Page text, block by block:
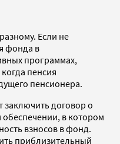
Если не
фонда в
программах,
пенсия
пенсионера.
договор о
в котором
взносов в фонд.
приблизительный